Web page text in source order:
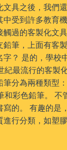
具之後，我們
受到許多教育
過的客製化文
鉛筆，上面有客
？ 是的，學校
紀最流行的客製
分為兩種類型
和彩色鉛筆。 不
的。 有趣的是
行分類，如塑